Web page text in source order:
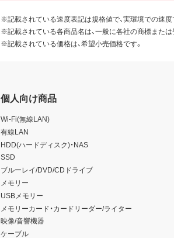
※記載されている速度表記は規格値で、実環境での速度
※記載されている各商品名は、一般に各社の商標または
※記載されている価格は、希望小売価格です。
個人向け商品
Wi-Fi(無線LAN)
有線LAN
HDD(ハードディスク)・NAS
SSD
ブルーレイ/DVD/CDドライブ
メモリー
USBメモリー
メモリーカード・カードリーダー/ライター
映像/音響機器
ケーブル